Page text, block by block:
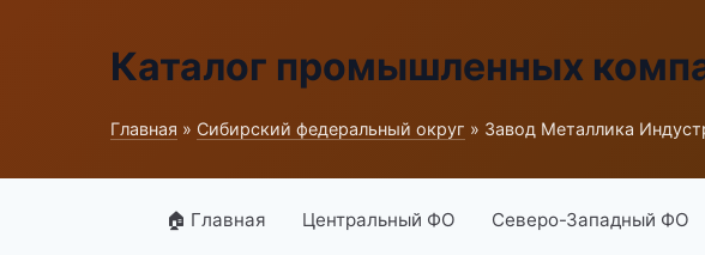
Каталог промышленных
Главная » Сибирский федеральный округ » Завод Металлика
🏠 Главная Центральный ФО Северо-Западный ФО